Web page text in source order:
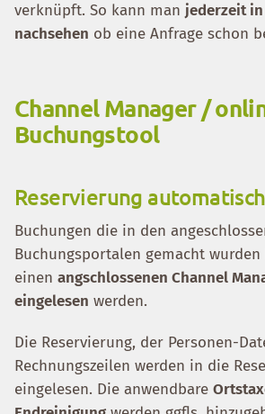
verknüpft. So kann man jederzeit
nachsehen ob eine Anfrage schon
Channel Manager /
Buchungstool
Reservierung
Buchungen die in den
Buchungsportalen gemacht
einen angschlossenen Channel
eingelesen werden.
Die Reservierung, der Personen-
Rechnungszeilen werden in die
eingelesen. Die anwendbare